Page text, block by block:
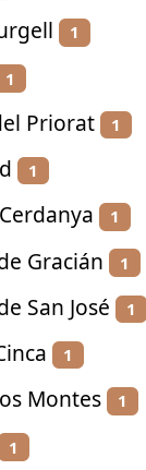
1
1
Priorat 1
1
1
Gracián 1
San José 1
1
Montes 1
1